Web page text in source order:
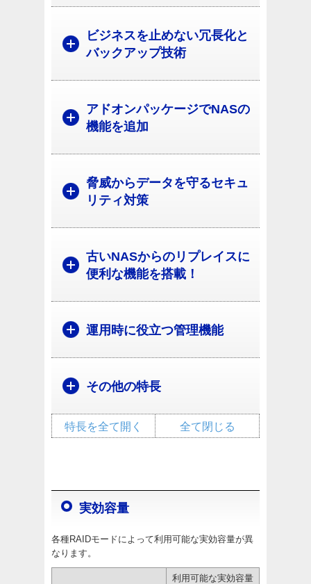
ビジネスを止めない冗長化と
バックアップ技術
アドオンパッケージでNASの
機能を追加
脅威からデータを守るセキュ
リティ対策
古いNASからのリプレイスに
便利な機能を搭載！
運用時に役立つ管理機能
その他の特長
全て閉じる
特長を全て開く
実効容量
各種RAIDモードによって利用可能な実効容量が異
なります。
利用可能な実効容量